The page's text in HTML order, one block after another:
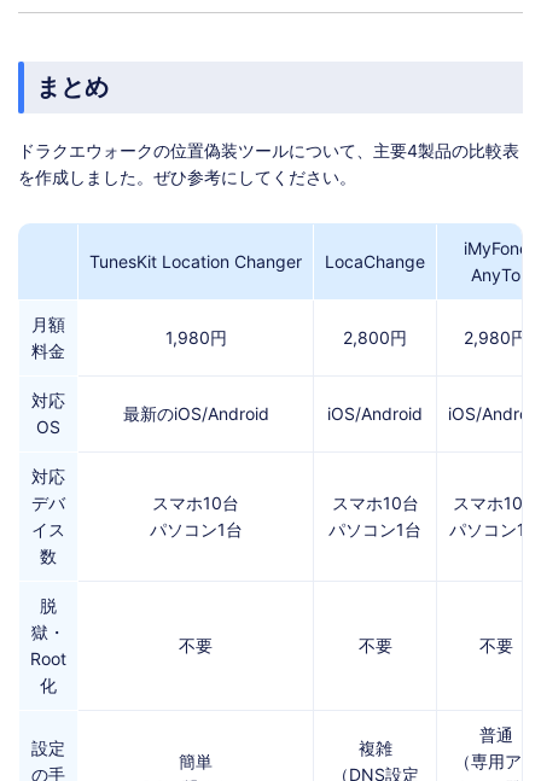
まとめ
ドラクエウォークの位置偽装ツールについて、主要4製品の比較表
を作成しました。ぜひ参考にしてください。
TunesKit Location Changer LocaChange
iMyFone
AnyTo
月額
料金
1,980円 2,800円 2,980円
対応
OS
最新のiOS/Android iOS/Android iOS/
対応
デバ
イス
数
スマホ10台
パソコン1台
スマホ10台
パソコン1台
スマホ10台
パソコン1台
脱
獄・
Root
化
不要 不要 不要
設定
の手
簡単
複雑
（DNS設定
普通
（専用アカ